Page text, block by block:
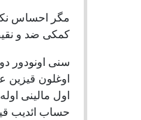
مگر احساس
کمکی ضد و
سنی اونودور
اوغلون قيزين
اول مالينی
حساب ائديب